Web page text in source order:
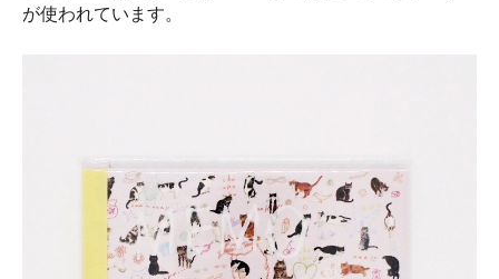
が使われています。